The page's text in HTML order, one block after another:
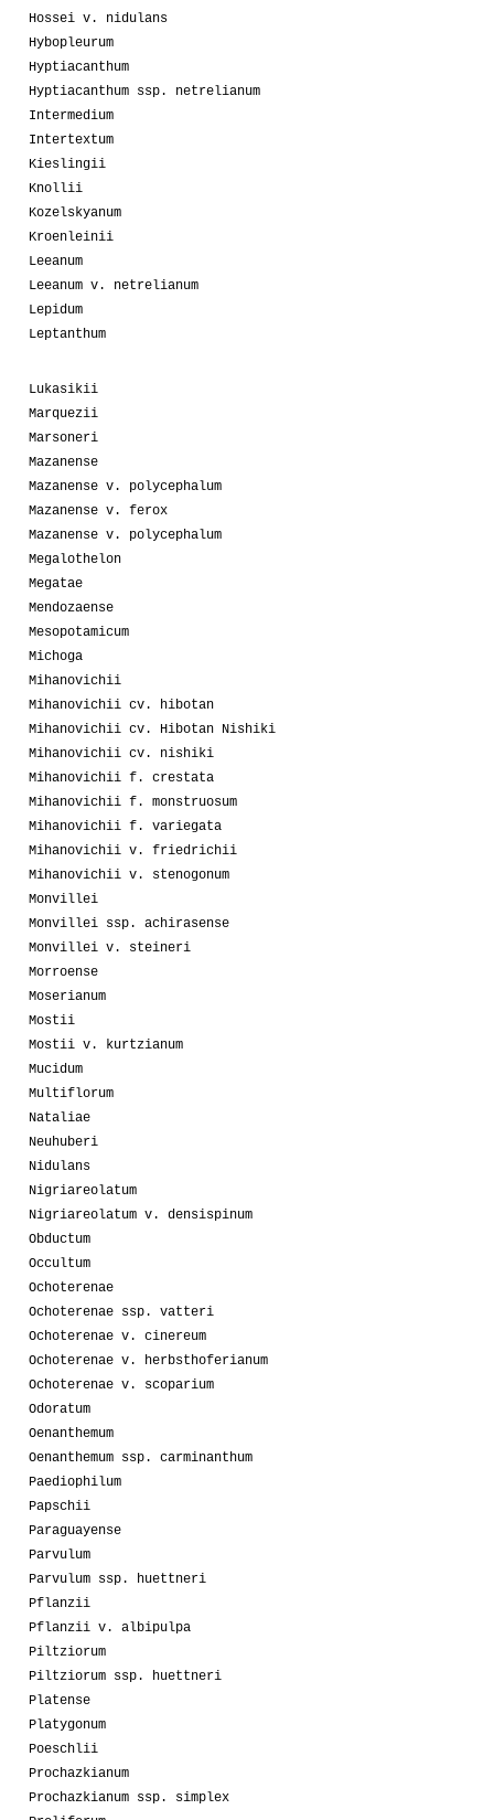
Hossei v. nidulans
Hybopleurum
Hyptiacanthum
Hyptiacanthum ssp. netrelianum
Intermedium
Intertextum
Kieslingii
Knollii
Kozelskyanum
Kroenleinii
Leeanum
Leeanum v. netrelianum
Lepidum
Leptanthum
Lukasikii
Marquezii
Marsoneri
Mazanense
Mazanense v. polycephalum
Mazanense v. ferox
Mazanense v. polycephalum
Megalothelon
Megatae
Mendozaense
Mesopotamicum
Michoga
Mihanovichii
Mihanovichii cv. hibotan
Mihanovichii cv. Hibotan Nishiki
Mihanovichii cv. nishiki
Mihanovichii f. crestata
Mihanovichii f. monstruosum
Mihanovichii f. variegata
Mihanovichii v. friedrichii
Mihanovichii v. stenogonum
Monvillei
Monvillei ssp. achirasense
Monvillei v. steineri
Morroense
Moserianum
Mostii
Mostii v. kurtzianum
Mucidum
Multiflorum
Nataliae
Neuhuberi
Nidulans
Nigriareolatum
Nigriareolatum v. densispinum
Obductum
Occultum
Ochoterenae
Ochoterenae ssp. vatteri
Ochoterenae v. cinereum
Ochoterenae v. herbsthoferianum
Ochoterenae v. scoparium
Odoratum
Oenanthemum
Oenanthemum ssp. carminanthum
Paediophilum
Papschii
Paraguayense
Parvulum
Parvulum ssp. huettneri
Pflanzii
Pflanzii v. albipulpa
Piltziorum
Piltziorum ssp. huettneri
Platense
Platygonum
Poeschlii
Prochazkianum
Prochazkianum ssp. simplex